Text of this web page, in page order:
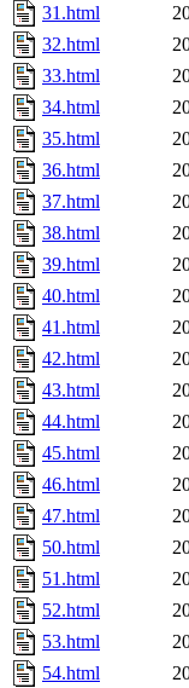
31.html
32.html
33.html
34.html
35.html
36.html
37.html
38.html
39.html
40.html
41.html
42.html
43.html
44.html
45.html
46.html
47.html
50.html
51.html
52.html
53.html
54.html